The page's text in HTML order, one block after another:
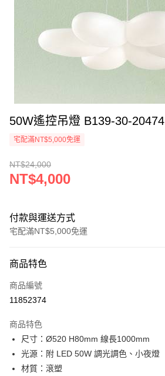
50W遙控吊燈 B139-30-20474
宅配滿NT$5,000免運
NT$24,000
NT$4,000
付款與運送方式
宅配滿NT$5,000免運
信用卡一次付款
LINE Pay
街口支付
悠遊付
商品特色
商品編號
11852374
商品特色
尺寸：Ø520 H80mm 線長1000mm
光源：附 LED 50W 調光調色、小夜燈
材質：滾塑